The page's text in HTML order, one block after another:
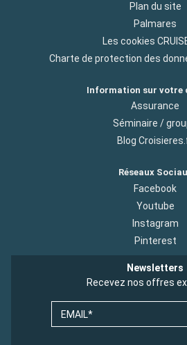
Plan du site
Palmares
Les cookies
Charte de protection des
Information sur votre
Assurance
Séminaire /
Blog
Réseaux
Facebook
Youtube
Instagram
Pinterest
Newsletters
Recevez nos offres
EMAIL*